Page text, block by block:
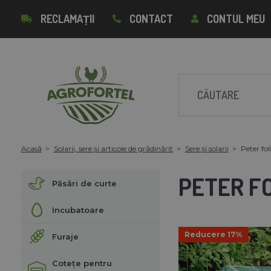
RECLAMAȚII CONTACT CONTUL MEU
Acasă Solarii, sere și articole de grădinărit Sere și solarii Peter
Păsări de curte
Incubatoare
Furaje
Cotețe pentru
PETER
Reducere 17%